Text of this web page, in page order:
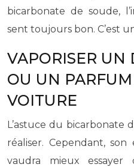
bicarbonate de soude,
sent toujours bon. C’est
VAPORISER UN
OU UN
VOITURE
L’astuce du bicarbonate
réaliser. Cependant, son
vaudra mieux